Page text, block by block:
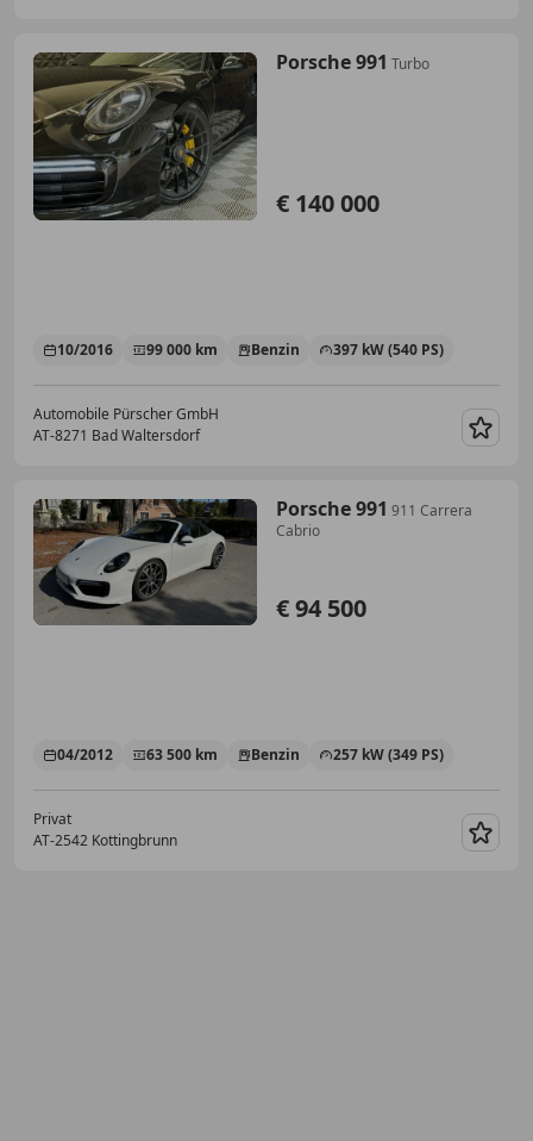
Porsche 991 Turbo
€ 140 000
10/2016 99 000 km Benzin 397 kW (540 PS)
Automobile Pürscher GmbH
AT-8271 Bad Waltersdorf
Porsche 991 911 Carrera
Cabrio
€ 94 500
04/2012 63 500 km Benzin 257 kW (349 PS)
Privat
AT-2542 Kottingbrunn